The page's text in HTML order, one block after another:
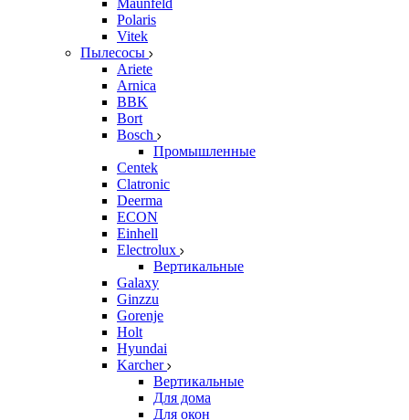
Maunfeld
Polaris
Vitek
Пылесосы
Ariete
Arnica
BBK
Bort
Bosch
Промышленные
Centek
Clatronic
Deerma
ECON
Einhell
Electrolux
Вертикальные
Galaxy
Ginzzu
Gorenje
Holt
Hyundai
Karcher
Вертикальные
Для дома
Для окон